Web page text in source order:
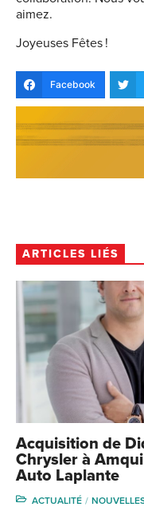
aimez.
Joyeuses Fêtes !
Facebook
ARTICLES LIÉS
Acquisition de
Chrysler à
Auto Laplante
ACTUALITÉ